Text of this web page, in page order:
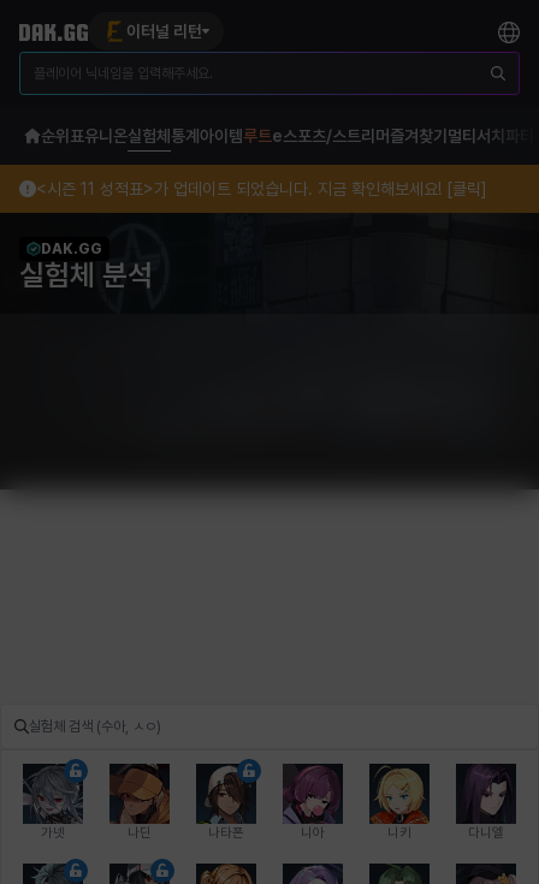
이터널 리턴
순위표유니온실험체 통계 아이템루트e스포츠/스트리머 즐겨찾기 멀티서치 파티
<시즌 11 성적표>가 업데이트 되었습니다. 지금 확인해보세요! [클릭]
DAK.GG
실험체 분석
가넷 나딘 나타폰 니아 니키 다니엘